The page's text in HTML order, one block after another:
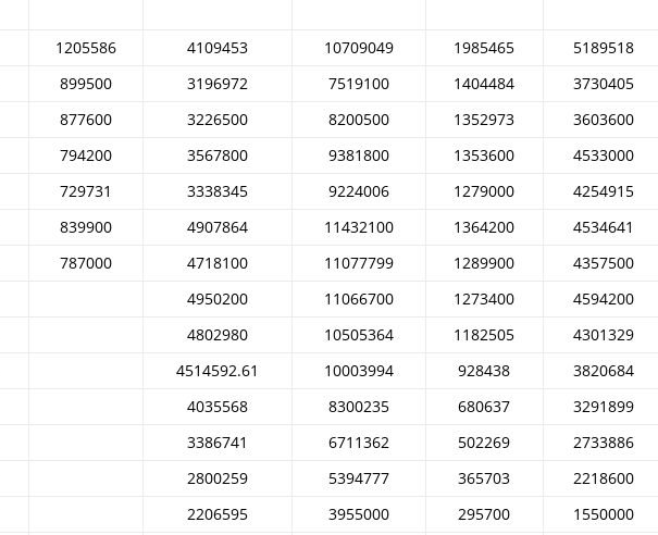
1205586 4109453 10709049 1985465 5189518
899500 3196972 7519100 1404484 3730405
877600 3226500 8200500 1352973 3603600
794200 3567800 9381800 1353600 4533000
729731 3338345 9224006 1279000 4254915
839900 4907864 11432100 1364200 4534641
787000 4718100 11077799 1289900 4357500
4950200 11066700 1273400 4594200
4802980 10505364 1182505 4301329
4514592.61 10003994 928438 3820684
4035568 8300235 680637 3291899
3386741 6711362 502269 2733886
2800259 5394777 365703 2218600
2206595 3955000 295700 1550000